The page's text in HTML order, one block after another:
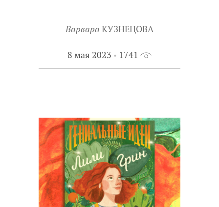
Варвара КУЗНЕЦОВА
8 мая 2023 1741